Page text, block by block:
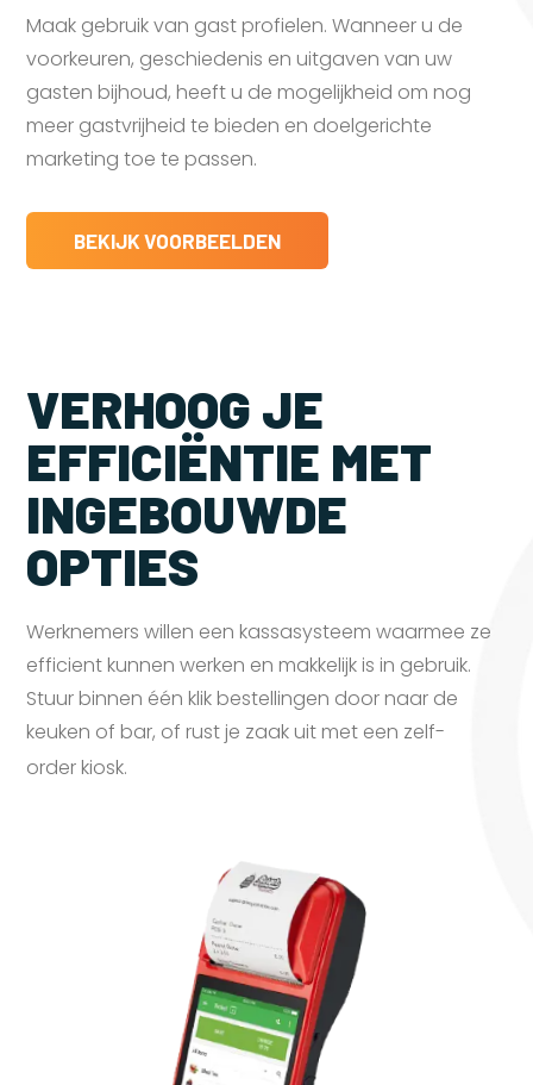
Maak gebruik van gast profielen. Wanneer u de
voorkeuren, geschiedenis en uitgaven van uw
gasten bijhoud, heeft u de mogelijkheid om nog
meer gastvrijheid te bieden en doelgerichte
marketing toe te passen.
BEKIJK VOORBEELDEN
VERHOOG JE
EFFICIËNTIE MET
INGEBOUWDE
OPTIES
Werknemers willen een kassasysteem waarmee ze
efficient kunnen werken en makkelijk is in gebruik.
Stuur binnen één klik bestellingen door naar de
keuken of bar, of rust je zaak uit met een zelf-
order kiosk.